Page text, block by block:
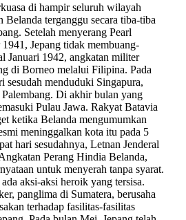
di hampir seluruh wilayah
Belanda terganggu secara tiba-tiba
Setelah menyerang Pearl
Jepang tidak membuang-
Januari 1942, angkatan militer
di Borneo melalui Filipina. Pada
sesudah menduduki Singapura,
Palembang. Di akhir bulan yang
Pulau Jawa. Rakyat Batavia
ketika Belanda mengumumkan
meninggalkan kota itu pada 5
hari sesudahnya, Letnan Jenderal
Perang Hindia Belanda,
untuk menyerah tanpa syarat.
aksi-aksi heroik yang tersisa.
panglima di Sumatera, berusaha
terhadap fasilitas-fasilitas